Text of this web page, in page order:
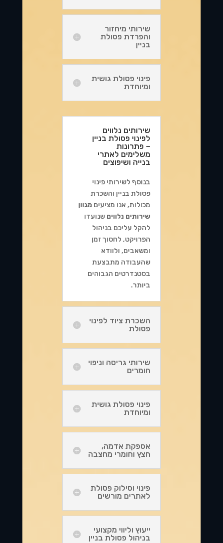
שירותי מיחזור
והפרדת פסולת
בניין
פינוי פסולת גושית
ומיוחדת
שירותים נלווים
לפינוי פסולת בניין
– פתרונות
משלימים לאתרי
בנייה ושיפוצים
בנוסף לשירותי פינוי
פסולת בניין והשכרת
מכולות, אנו מציעים מגוון
שירותים נלווים שנועדו
להקל עליכם בניהול
הפרויקט, לחסוך זמן
ומשאבים, ולוודא
שהעבודה מתבצעת
בסטנדרטים הגבוהים
ביותר.
השכרת ציוד לפינוי
פסולת
שירותי גריסה וניפוי
חומרים
פינוי פסולת גושית
ומיוחדת
אספקת אדמה,
חצץ וחומרי מחצבה
פינוי וסילוק פסולת
לאתרים מורשים
ייעוץ וליווי מקצועי
בניהול פסולת בניין